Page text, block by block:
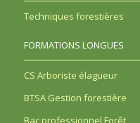
Techniques forestières
FORMATIONS LONGUES
CS Arboriste élagueur
BTSA Gestion forestière
Bac professionnel Forêt